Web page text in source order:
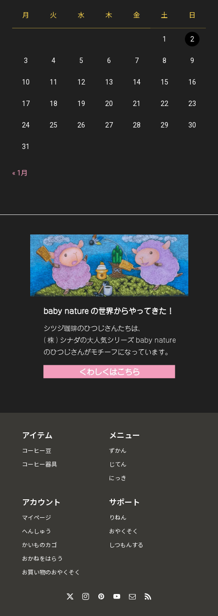
月 火 水 木 金 土 日
1 2
3 4 5 6 7 8 9
10 11 12 13 14 15 16
17 18 19 20 21 22 23
24 25 26 27 28 29 30
31
« 1月
アイテム
コーヒー豆
コーヒー器具
メニュー
ずかん
じてん
にっき
アカウント
マイページ
へんしゅう
かいものカゴ
おかねをはらう
お買い物のおやくそく
サポート
りねん
おやくそく
しつもんする